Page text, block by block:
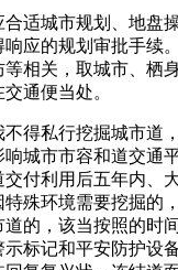
城市规划、地盘
应的规划审批手续
相关，取城市、栖
通便当处。
私行挖掘城市道
城市市容和道交通
付利用后五年内、
殊环境需要挖掘的
的，该当按照的时
标记和平安防护设